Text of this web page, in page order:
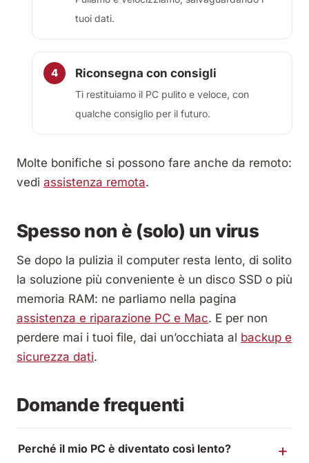
tuoi dati.
Riconsegna con consigli
Ti restituiamo il PC pulito e veloce, con
qualche consiglio per il futuro.
Molte bonifiche si possono fare anche da remoto:
vedi assistenza remota.
Spesso non è (solo) un virus
Se dopo la pulizia il computer resta lento, di solito
la soluzione più conveniente è un disco SSD o più
memoria RAM: ne parliamo nella pagina
assistenza e riparazione PC e Mac. E per non
perdere mai i tuoi file, dai un’occhiata al backup e
sicurezza dati.
Domande frequenti
Perché il mio PC è diventato così lento?